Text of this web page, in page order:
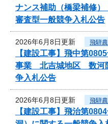
ナンス補助（橋梁補修
審査型一般競争入札公告
2026年6月8日更新 飛騨
【建設工事】飛中第
事業 北吉城地区 数河
争入札公告
2026年6月8日更新 飛騨
【建設工事】飛治第